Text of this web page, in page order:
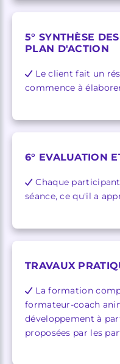
5° SYNTHÈSE
PLAN D'ACTION
Le client fait un
commence à
6° EVALUATION
Chaque
séance, ce qu'il a
TRAVAUX
La formation
formateur-coach
développement à
proposées par les